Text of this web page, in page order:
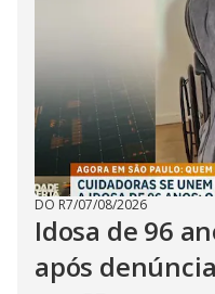
DO R7/07/08/2026
Idosa de 96
após